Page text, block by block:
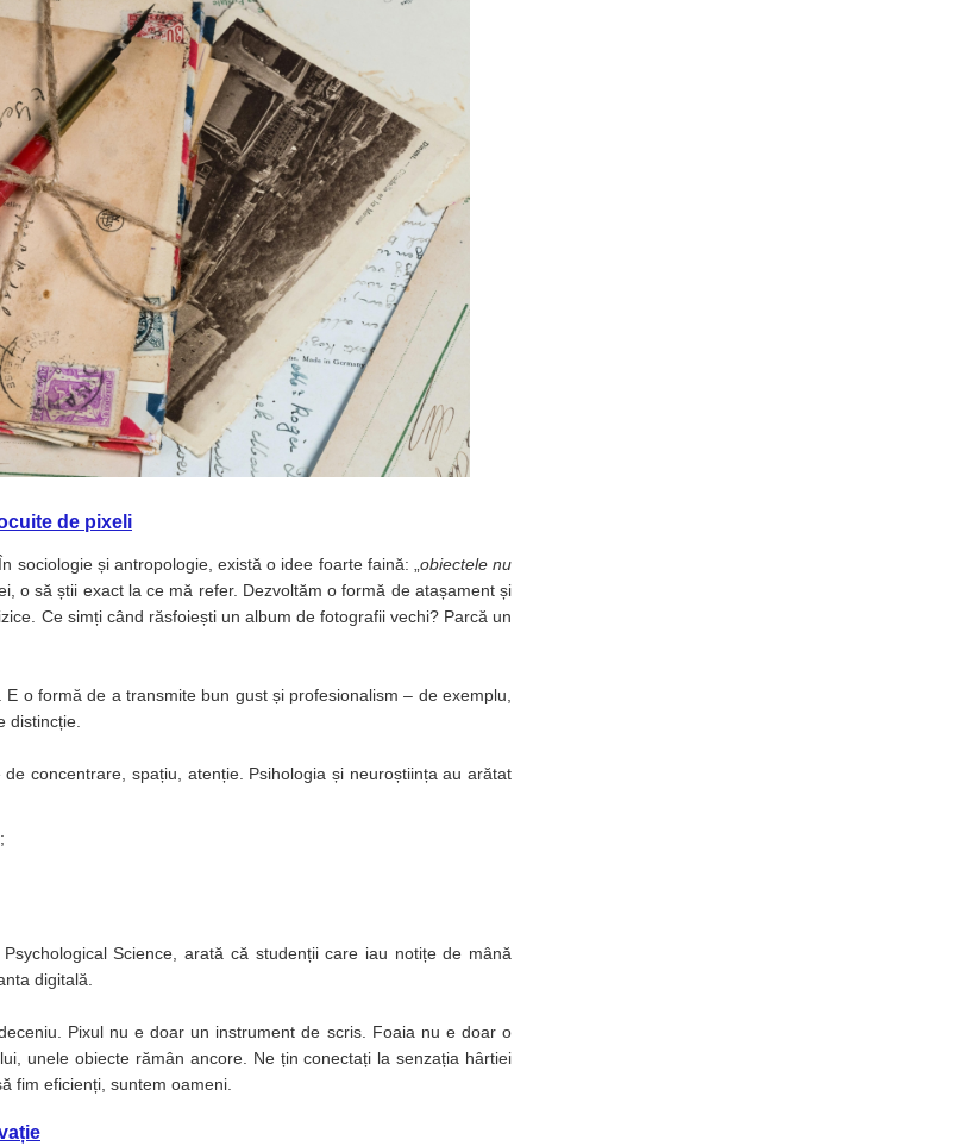
de pixeli
sociologie și antropologie, există o idee foarte faină: „obiectele nu
o să știi exact la ce mă refer. Dezvoltăm o formă de atașament și
Ce simți când răsfoiești un album de fotografii vechi? Parcă un
o formă de a transmite bun gust și profesionalism – de exemplu,
distincție.
de concentrare, spațiu, atenție. Psihologia și neuroștiința au arătat
Science, arată că studenții care iau notițe de mână
digitală.
Pixul nu e doar un instrument de scris. Foaia nu e doar o
unele obiecte rămân ancore. Ne țin conectați la senzația hârtiei
fim eficienți, suntem oameni.